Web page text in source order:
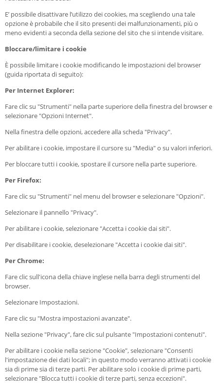
E’ possibile disattivare l’utilizzo dei cookies, ma scegliendo una tale
opzione è probabile che il sito presenti dei malfunzionamenti, più o
meno evidenti a seconda della sezione del sito che si intende visitare.
Bloccare/limitare i cookie
È possibile limitare i cookie modificando le impostazioni del browser
(guida riportata di seguito):
Per Internet Explorer:
Fare clic su "Strumenti" nella parte superiore della finestra del browser e
selezionare "Opzioni Internet".
Nella finestra delle opzioni, accedere alla scheda "Privacy".
Per abilitare i cookie, impostare il cursore su "Media" o su valori inferiori.
Per bloccare tutti i cookie, spostare il cursore nella parte superiore.
Per Firefox:
Fare clic su "Strumenti" nel menu del browser e selezionare "Opzioni".
Selezionare il pannello "Privacy".
Per abilitare i cookie, selezionare "Accetta i cookie dai siti".
Per disabilitare i cookie, deselezionare "Accetta i cookie dai siti".
Per Chrome:
Fare clic sull'icona della chiave inglese nella barra degli strumenti del
browser.
Selezionare Impostazioni.
Fare clic su "Mostra impostazioni avanzate".
Nella sezione "Privacy", fare clic sul pulsante "Impostazioni contenuti".
Per abilitare i cookie nella sezione "Cookie", selezionare "Consenti
l'impostazione dei dati locali"; in questo modo verranno attivati i cookie
sia di prime sia di terze parti. Per abilitare solo i cookie di prime parti,
selezionare "Blocca tutti i cookie di terze parti, senza eccezioni".